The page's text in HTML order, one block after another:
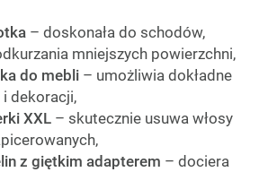
– doskonała do schodów,
mniejszych powierzchni,
do mebli – umożliwia dokładne
i dekoracji,
XXL – skutecznie usuwa włosy
z giętkim adapterem – dociera